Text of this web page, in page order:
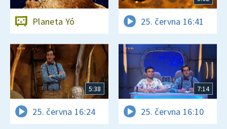
Planeta Yó 25. června 16:41
5:38
25. června 16:24
7:14
25. června 16:10